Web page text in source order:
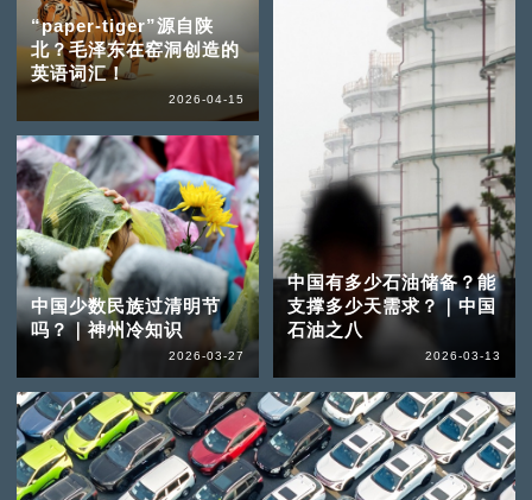
“paper-tiger”源自陕
北？毛泽东在窑洞创造的
英语词汇！
2026-04-15
中国少数民族过清明节
吗？｜神州冷知识
2026-03-27
中国有多少石油储备？能
支撑多少天需求？｜中国
石油之八
2026-03-13